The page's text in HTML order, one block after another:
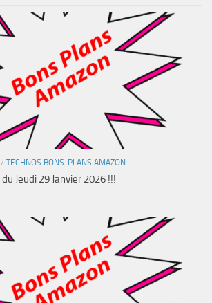
/ TECHNOS BONS-PLANS AMAZON
Jeudi 29 Janvier 2026 !!!